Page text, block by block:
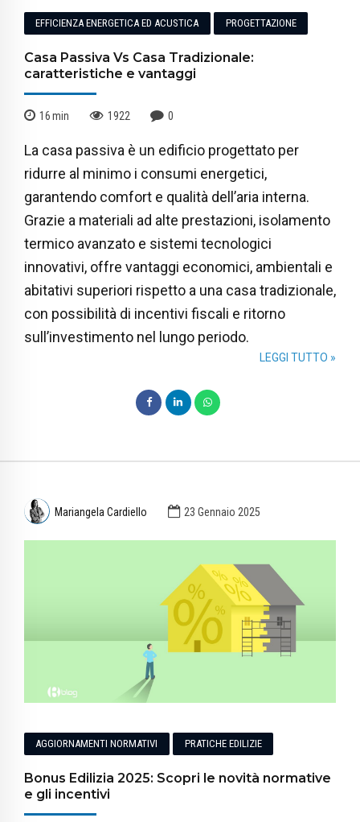
EFFICIENZA ENERGETICA ED ACUSTICA PROGETTAZIONE
Casa Passiva Vs Casa Tradizionale:
caratteristiche e vantaggi
16min 1922 0
La casa passiva è un edificio progettato per
ridurre al minimo i consumi energetici,
garantendo comfort e qualità dell’aria interna.
Grazie a materiali ad alte prestazioni, isolamento
termico avanzato e sistemi tecnologici
innovativi, offre vantaggi economici, ambientali e
abitativi superiori rispetto a una casa tradizionale,
con possibilità di incentivi fiscali e ritorno
sull’investimento nel lungo periodo.
LEGGI TUTTO »
Mariangela Cardiello 23 Gennaio 2025
AGGIORNAMENTI NORMATIVI PRATICHE EDILIZIE
Bonus Edilizia 2025: Scopri le novità normative
e gli incentivi